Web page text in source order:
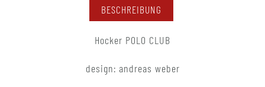
BESCHREIBUNG
Hocker POLO CLUB
design: andreas weber